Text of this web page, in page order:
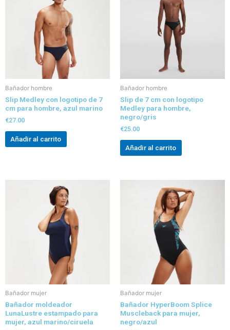
Bañador hombre
Slip Medley con logotipo de 7
cm para hombre, azul marino
€27.00
Añadir al carrito
Bañador hombre
Slip de 7 cm con logotipo
Medley para hombre,
negro/gris
€25.00
Añadir al carrito
Bañador mujer
Bañador moldeador
LunaLustre estampado para
mujer, azul marino/ciruela
Bañador mujer
Bañador HyperBoom Splice
Muscleback para mujer,
negro/azul